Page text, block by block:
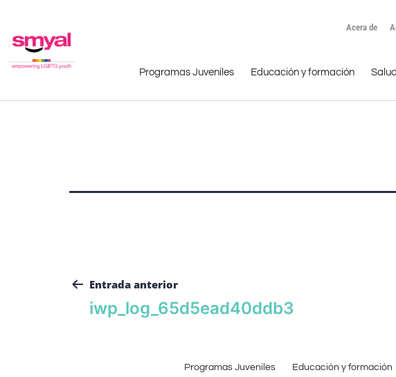
Acera de
Programas Juveniles Educación y formación
Entrada anterior
iwp_log_65d5ead40ddb3
Programas Juveniles Educación y formación